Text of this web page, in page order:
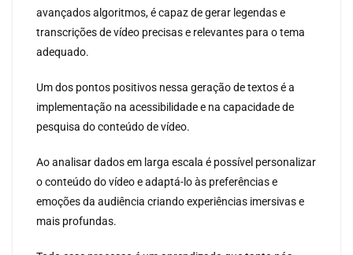
avançados algoritmos, é capaz de gerar legendas e
transcrições de vídeo precisas e relevantes para o tema
adequado.
Um dos pontos positivos nessa geração de textos é a
implementação na acessibilidade e na capacidade de
pesquisa do conteúdo de vídeo.
Ao analisar dados em larga escala é possível personalizar
o conteúdo do vídeo e adaptá-lo às preferências e
emoções da audiência criando experiências imersivas e
mais profundas.